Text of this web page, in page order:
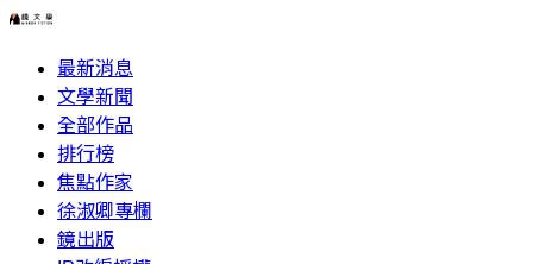
最新消息
文學新聞
全部作品
排行榜
焦點作家
徐淑卿專欄
鏡出版